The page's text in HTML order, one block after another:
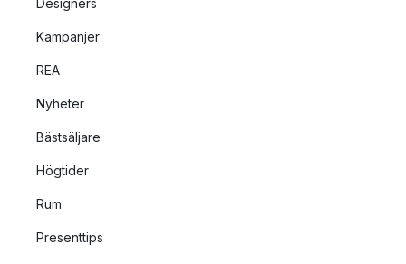
Designers
Kampanjer
REA
Nyheter
Bästsäljare
Högtider
Rum
Presenttips